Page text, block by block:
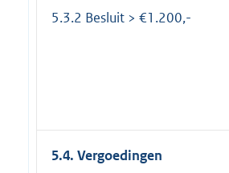
5.3.2 Besluit > €1.200,-
5.4. Vergoedingen